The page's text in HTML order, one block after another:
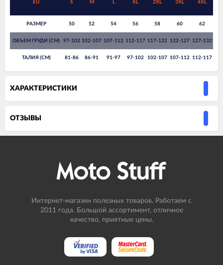
EU S M L XL 2XL 3XL 4XL
РАЗМЕР 50 52 54 56 58 60 62
ОБЪЕМ ГРУДИ (СМ) 97-102 102-107 107-112 112-117 117-122 122-127 127-132
ТАЛИЯ (СМ) 81-86 86-91 91-97 97-102 102-107 107-112 112-117
ХАРАКТЕРИСТИКИ
ОТЗЫВЫ
Интернет-магазин полезных товаров. Работаем с
2011 года. Большой ассортимент, отличное
качество, приятные цены.